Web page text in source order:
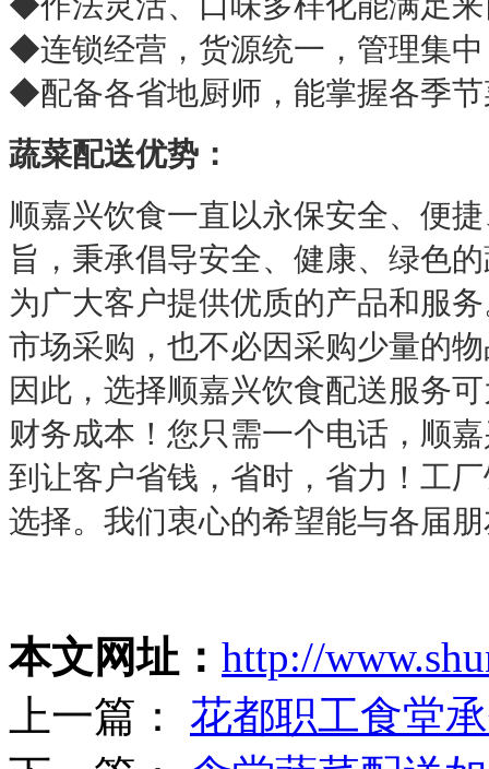
◆连锁经营，货源统一，管理集
◆配备各省地厨师，能掌握各季
蔬菜配送优势：
顺嘉兴饮食一直以永保安全、便
旨，秉承倡导安全、健康、绿色
为广大客户提供优质的产品和服
市场采购，也不必因采购少量的
因此，选择顺嘉兴饮食配送服务
财务成本！您只需一个电话，顺
到让客户省钱，省时，省力！工
选择。我们衷心的希望能与各届
本文网址： http://
上一篇： 花都职工食堂